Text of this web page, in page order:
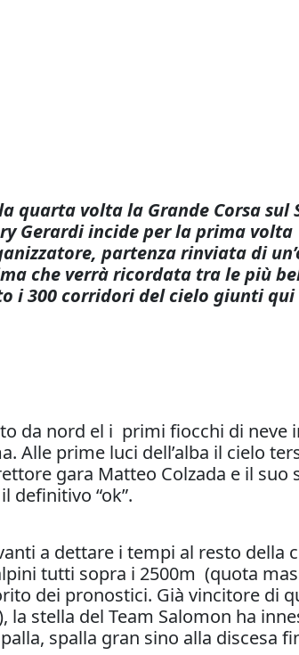
quarta volta la Grande Corsa sul
Gerardi incide per la prima
partenza rinviata di
che verrà ricordata tra le più
i 300 corridori del cielo giunti qui
da nord el i primi fiocchi di neve
Alle prime luci dell’alba il cielo
gara Matteo Colzada e il suo
definitivo “ok”.
a dettare i tempi al resto della
tutti sopra i 2500m (quota
dei pronostici. Già vincitore di
la stella del Team Salomon ha
spalla gran sino alla discesa